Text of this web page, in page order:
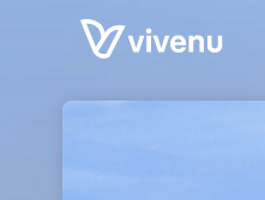
Skip header